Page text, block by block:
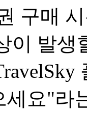
구매
이 발생
세요"라